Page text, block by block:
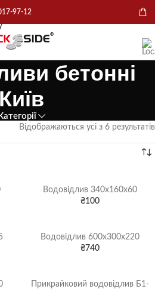
97-12
бетонні
Київ
Категорії
Відображаються усі з 6 результатів
Водовідлив 340х160х60
₴100
Водовідлив 600х300х220
₴740
Прикрайковий водовідлив Б1-